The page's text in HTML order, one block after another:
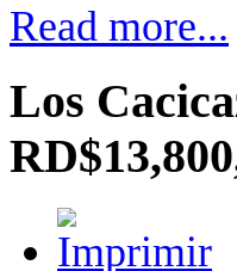
Read more...
Los